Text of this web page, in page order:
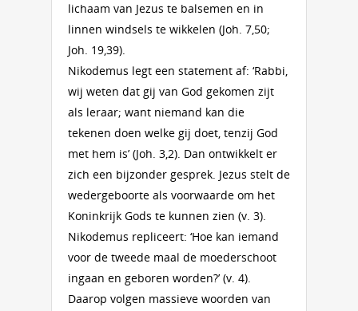
lichaam van Jezus te balsemen en in
linnen windsels te wikkelen (Joh. 7,50;
Joh. 19,39).
Nikodemus legt een statement af: ‘Rabbi,
wij weten dat gij van God gekomen zijt
als leraar; want niemand kan die
tekenen doen welke gij doet, tenzij God
met hem is’ (Joh. 3,2). Dan ontwikkelt er
zich een bijzonder gesprek. Jezus stelt de
wedergeboorte als voorwaarde om het
Koninkrijk Gods te kunnen zien (v. 3).
Nikodemus repliceert: ‘Hoe kan iemand
voor de tweede maal de moederschoot
ingaan en geboren worden?’ (v. 4).
Daarop volgen massieve woorden van